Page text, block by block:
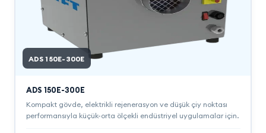
ADS 150E-300E
ADS 150E-300E
Kompakt gövde, elektrikli rejenerasyon ve düşük çiy noktası
performansıyla küçük-orta ölçekli endüstriyel uygulamalar için.